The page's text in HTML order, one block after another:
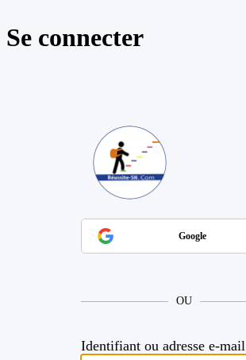
Se connecter
Google
OU
Identifiant ou adresse e-mail